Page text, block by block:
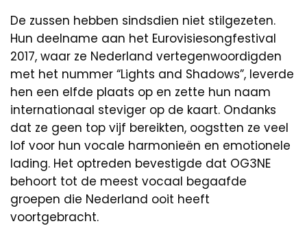
De zussen hebben sindsdien niet stilgezeten.
Hun deelname aan het Eurovisiesongfestival
2017, waar ze Nederland vertegenwoordigden
met het nummer “Lights and Shadows”, leverde
hen een elfde plaats op en zette hun naam
internationaal steviger op de kaart. Ondanks
dat ze geen top vijf bereikten, oogstten ze veel
lof voor hun vocale harmonieën en emotionele
lading. Het optreden bevestigde dat OG3NE
behoort tot de meest vocaal begaafde
groepen die Nederland ooit heeft
voortgebracht.